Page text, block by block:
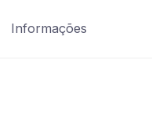
Informações